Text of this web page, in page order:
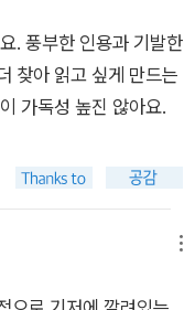
은 아니다. 성공하는
구원, 탐색, 변신, 복수,
끊임없이 반복된다.
비롯하여 정보가 교
6월 12
에 갇혔다. 이들의 이
만 명의 사람들이 소년
들 모두가 생존할 수
들은 모두 생존해 돌
100만 명이 찾는 관
. 풍부한 인용과 기발한
찾아 읽고 싶게 만드는
가독성 높진 않아요.